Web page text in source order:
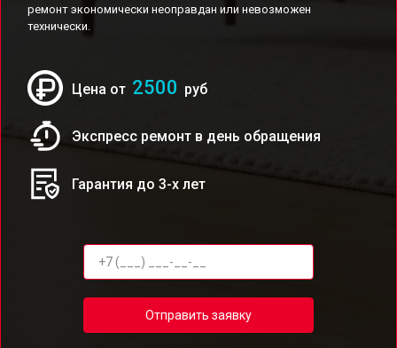
ремонт экономически неоправдан или невозможен
технически.
Цена от 2500 руб
Экспресс ремонт в день обращения
Гарантия до 3-х лет
Отправить заявку